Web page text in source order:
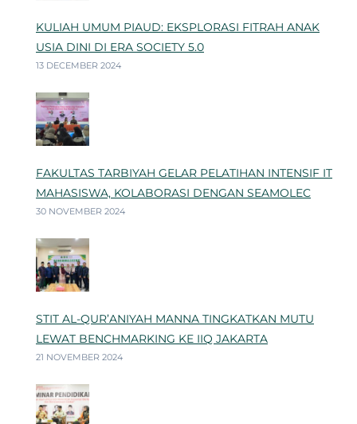
KULIAH UMUM PIAUD: EKSPLORASI FITRAH ANAK
USIA DINI DI ERA SOCIETY 5.0
13 DECEMBER 2024
FAKULTAS TARBIYAH GELAR PELATIHAN INTENSIF IT
MAHASISWA, KOLABORASI DENGAN SEAMOLEC
30 NOVEMBER 2024
STIT AL-QUR’ANIYAH MANNA TINGKATKAN MUTU
LEWAT BENCHMARKING KE IIQ JAKARTA
21 NOVEMBER 2024